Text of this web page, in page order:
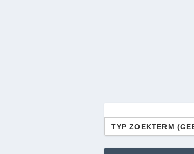
Zoek
naar: